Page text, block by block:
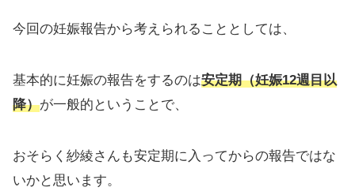
今回の妊娠報告から考えられることとしては、
基本的に妊娠の報告をするのは安定期（妊娠12週目以
降）が一般的ということで、
おそらく紗綾さんも安定期に入ってからの報告ではな
いかと思います。